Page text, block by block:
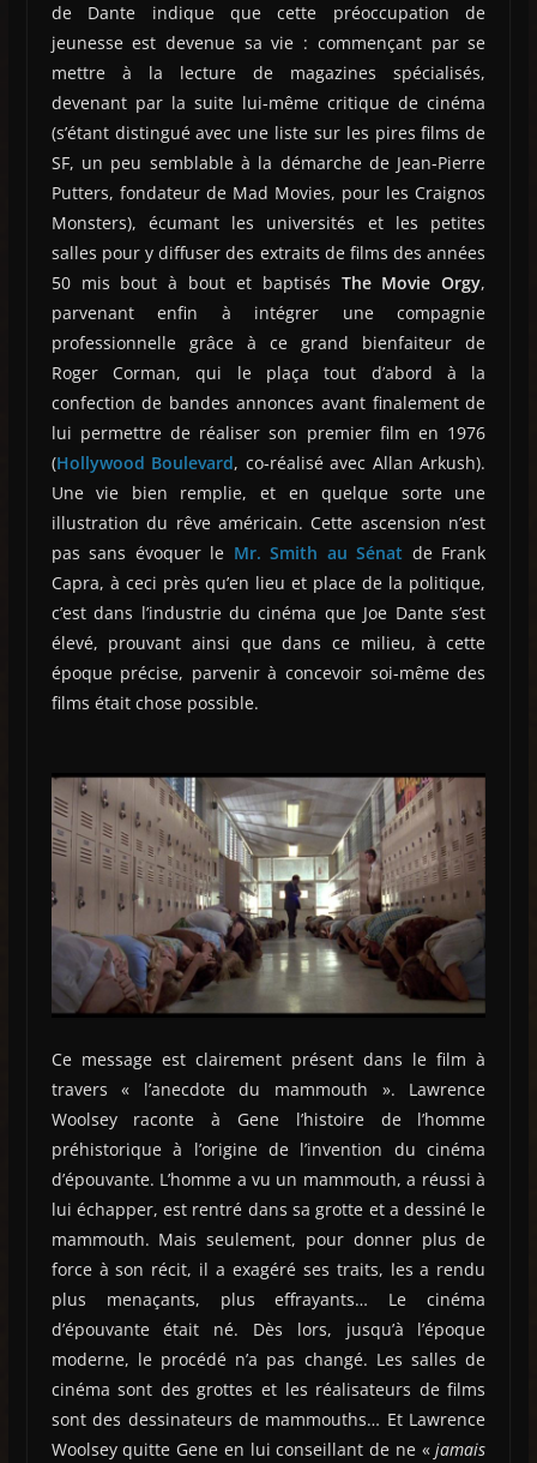
de Dante indique que cette préoccupation de
jeunesse est devenue sa vie : commençant par se
mettre à la lecture de magazines spécialisés,
devenant par la suite lui-même critique de cinéma
(s’étant distingué avec une liste sur les pires films de
SF, un peu semblable à la démarche de Jean-Pierre
Putters, fondateur de Mad Movies, pour les Craignos
Monsters), écumant les universités et les petites
salles pour y diffuser des extraits de films des années
50 mis bout à bout et baptisés The Movie Orgy,
parvenant enfin à intégrer une compagnie
professionnelle grâce à ce grand bienfaiteur de
Roger Corman, qui le plaça tout d’abord à la
confection de bandes annonces avant finalement de
lui permettre de réaliser son premier film en 1976
(Hollywood Boulevard, co-réalisé avec Allan Arkush).
Une vie bien remplie, et en quelque sorte une
illustration du rêve américain. Cette ascension n’est
pas sans évoquer le Mr. Smith au Sénat de Frank
Capra, à ceci près qu’en lieu et place de la politique,
c’est dans l’industrie du cinéma que Joe Dante s’est
élevé, prouvant ainsi que dans ce milieu, à cette
époque précise, parvenir à concevoir soi-même des
films était chose possible.
Ce message est clairement présent dans le film à
travers « l’anecdote du mammouth ». Lawrence
Woolsey raconte à Gene l’histoire de l’homme
préhistorique à l’origine de l’invention du cinéma
d’épouvante. L’homme a vu un mammouth, a réussi à
lui échapper, est rentré dans sa grotte et a dessiné le
mammouth. Mais seulement, pour donner plus de
force à son récit, il a exagéré ses traits, les a rendu
plus menaçants, plus effrayants… Le cinéma
d’épouvante était né. Dès lors, jusqu’à l’époque
moderne, le procédé n’a pas changé. Les salles de
cinéma sont des grottes et les réalisateurs de films
sont des dessinateurs de mammouths… Et Lawrence
Woolsey quitte Gene en lui conseillant de ne «jamais